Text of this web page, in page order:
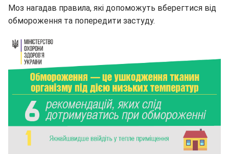
Моз нагадав правила, які допоможуть вберегтися від
обмороження та попередити застуду.